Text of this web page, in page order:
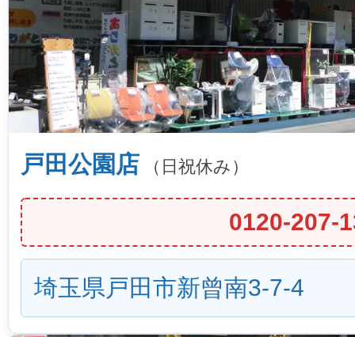
戸田公園店 （日祝休み）
0120-207-
埼玉県戸田市新曾南3-7-4